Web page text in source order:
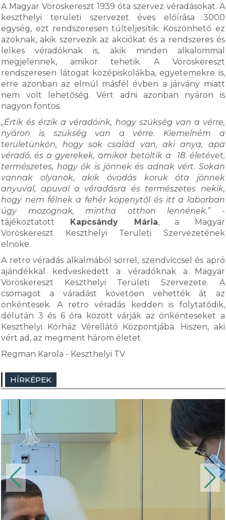
A Magyar Vöröskereszt 1939 óta szervez véradásokat. A
keszthelyi területi szervezet éves előírása 3000
egység, ezt rendszeresen túlteljesítik. Köszönhető ez
azoknak, akik szervezik az akciókat és a rendszeres és
lelkes véradóknak is, akik minden alkalommal
megjelennek, amikor tehetik. A Vöröskereszt
rendszeresen látogat középiskolákba, egyetemekre is,
erre azonban az elmúl másfél évben a járvány miatt
nem volt lehetőség. Vért adni azonban nyáron is
nagyon fontos.
„Értik és érzik a véradóink, hogy szükség van a vérre,
nyáron is szükség van a vérre. Kiemelném a
területünkön, hogy sok család van, aki anya, apa
véradó, és a gyerekek, amikor betöltik a 18. életévet,
természetes, hogy ők is jönnek és adnak vért. Sokan
vannak olyanok, akik óvodás koruk óta jönnek
anyuval, apuval a véradásra és természetes nekik,
hogy nem félnek a fehér köpenytől és itt a laborban
úgy mozognak, mintha otthon lennének.”-
tájékoztatott Kapcsándy Mária, a Magyar
Vöröskereszt Keszthelyi Területi Szervezetének
elnöke.
A retro véradás alkalmából sörrel, szendviccsel és apró
ajándékkal kedveskedett a véradóknak a Magyar
Vöröskereszt Keszthelyi Területi Szervezete. A
csomagot a váradást követően vehették át az
önkéntesek. A retro véradás kedden is folytatódik,
délután 3 és 6 óra között várják az önkénteseket a
Keszthelyi Kórház Vérellátó Központjába. Hiszen, aki
vért ad, az megment három életet.
Regman Karola - Keszthelyi TV
HÍRKÉPEK